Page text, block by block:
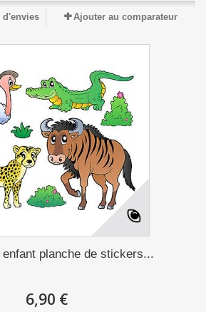
d'envies Ajouter au comparateur
planche de stickers...
6,90 €